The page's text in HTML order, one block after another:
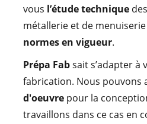
vous l’étude technique
métallerie et de menuiserie
normes en vigueur.
Prépa Fabsait s’adapter à
fabrication. Nous pouvons
d'oeuvrepour la
travaillons dans ce cas en